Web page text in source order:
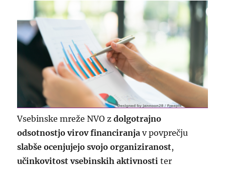
Vsebinske mreže NVO zdolgotrajno
odsotnostjo virov financiranja v povprečju
slabše ocenjujejo svojo organiziranost,
učinkovitost vsebinskih aktivnosti ter